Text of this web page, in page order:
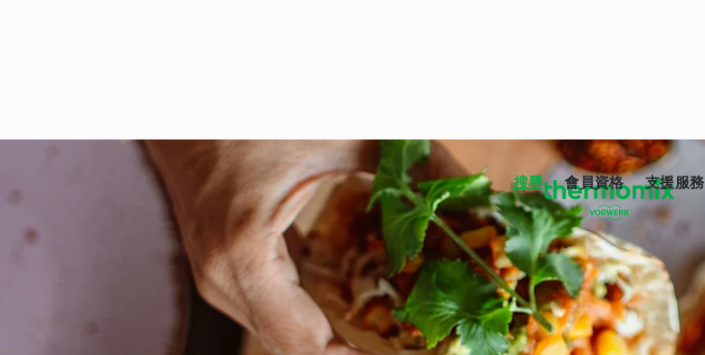
搜尋 會員資格 支援服務